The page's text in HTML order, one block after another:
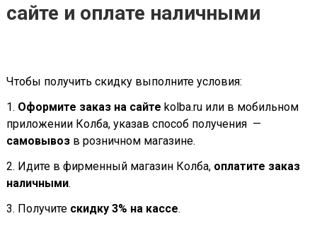
сайте и оплате наличными
Чтобы получить скидку выполните условия:
1. Оформите заказ на сайте kolba.ru или в мобильном
приложении Колба, указав способ получения —
самовывоз в розничном магазине.
2. Идите в фирменный магазин Колба, оплатите заказ
наличными.
3. Получите скидку 3% на кассе.